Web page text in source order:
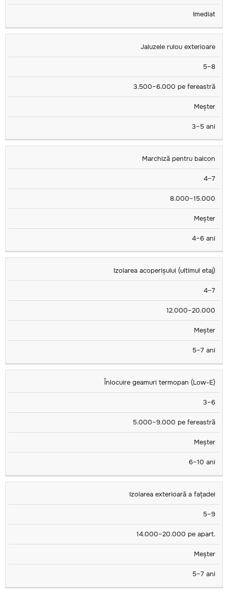
Imediat
Jaluzele rulou exterioare
5–8
3.500–6.000 pe fereastră
Meșter
3–5 ani
Marchiză pentru balcon
4–7
8.000–15.000
Meșter
4–6 ani
Izolarea acoperișului (ultimul etaj)
4–7
12.000–20.000
Meșter
5–7 ani
Înlocuire geamuri termopan (Low-E)
3–6
5.000–9.000 pe fereastră
Meșter
6–10 ani
Izolarea exterioară a fațadei
5–9
14.000–20.000 pe apart.
Meșter
5–7 ani